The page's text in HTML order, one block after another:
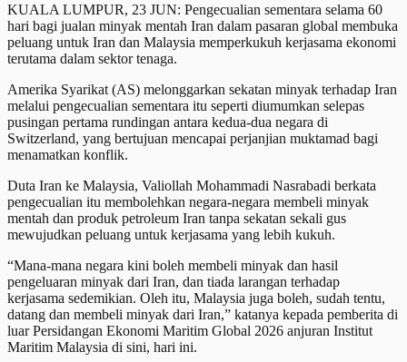
KUALA LUMPUR, 23 JUN: Pengecualian sementara selama 60
hari bagi jualan minyak mentah Iran dalam pasaran global membuka
peluang untuk Iran dan Malaysia memperkukuh kerjasama ekonomi
terutama dalam sektor tenaga.
Amerika Syarikat (AS) melonggarkan sekatan minyak terhadap Iran
melalui pengecualian sementara itu seperti diumumkan selepas
pusingan pertama rundingan antara kedua-dua negara di
Switzerland, yang bertujuan mencapai perjanjian muktamad bagi
menamatkan konflik.
Duta Iran ke Malaysia, Valiollah Mohammadi Nasrabadi berkata
pengecualian itu membolehkan negara-negara membeli minyak
mentah dan produk petroleum Iran tanpa sekatan sekali gus
mewujudkan peluang untuk kerjasama yang lebih kukuh.
“Mana-mana negara kini boleh membeli minyak dan hasil
pengeluaran minyak dari Iran, dan tiada larangan terhadap
kerjasama sedemikian. Oleh itu, Malaysia juga boleh, sudah tentu,
datang dan membeli minyak dari Iran,” katanya kepada pemberita di
luar Persidangan Ekonomi Maritim Global 2026 anjuran Institut
Maritim Malaysia di sini, hari ini.